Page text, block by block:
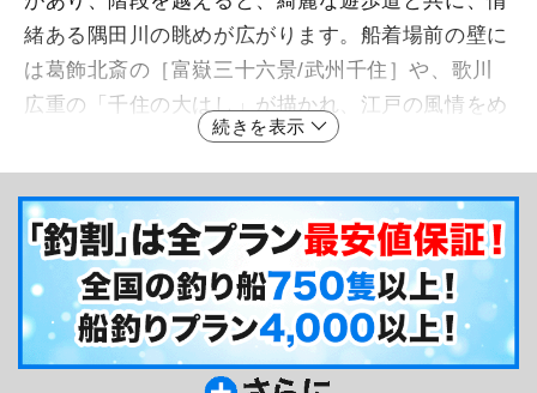
緒ある隅田川の眺めが広がります。船着場前の壁に
は葛飾北斎の［富嶽三十六景/武州千住］や、歌川
広重の「千住の大はし」が描かれ、江戸の風情をめ
いっぱい感じる事ができます。その上、隅田川を船
で下っての出船となりますので、【江戸】の時代に
タイムスリップしたような気持ちになるかもしれま
せんネ。
釣り船からのメッセージ
東京湾奥の釣り船［入舟］です！何卒よろしくお
願いいたしますm(__)m。湾奥ならではの釣りを皆
続きを表示